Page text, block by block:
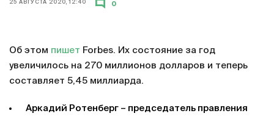
25 АВГУСТА 2020, 12:40 0
Об этом пишет Forbes. Их состояние за год
увеличилось на 270 миллионов долларов и теперь
составляет 5,45 миллиарда.
Аркадий Ротенберг – председатель правления